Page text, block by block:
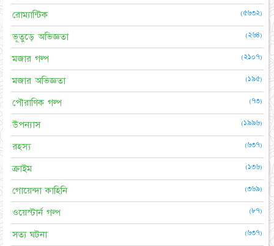
রোম্যান্টিক (৫৬৩২)
ভূতুড়ে অভিজ্ঞতা (২৬৪)
মজার গল্প (২১০৭)
মজার অভিজ্ঞতা (১৯৫)
পৌরাণিক গল্প (৭৩)
উপন্যাস (১৯৯৬)
রহস্য (৬৩৭)
ক্রাইম (১৩৬)
গোয়েন্দা কাহিনি (৩৬৯)
ওয়েস্টার্ন গল্প (৮৭)
সত্য ঘটনা (৬৩৭)